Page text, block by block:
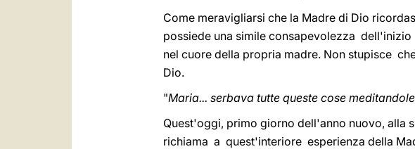
Come meravigliarsi che la Madre di Dio
possiede una simile consapevolezza
nel cuore della propria madre. Non stupisce
Dio.
"Maria... serbava tutte queste cose
Quest'oggi, primo giorno dell'anno nuovo, alla
richiama a quest'interiore esperienza della